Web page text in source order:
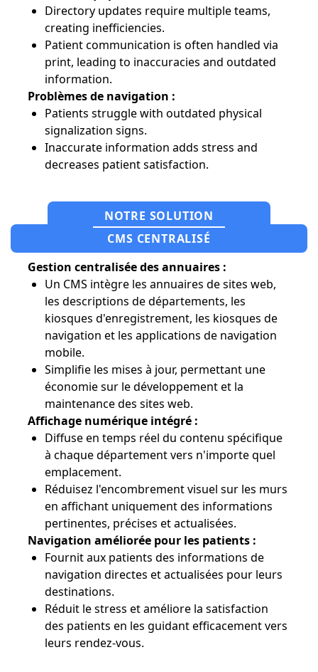
Directory updates require multiple teams,
creating inefficiencies.
Patient communication is often handled via
print, leading to inaccuracies and outdated
information.
Problèmes de navigation :
Patients struggle with outdated physical
signalization signs.
Inaccurate information adds stress and
decreases patient satisfaction.
NOTRE SOLUTION
CMS CENTRALISÉ
Gestion centralisée des annuaires :
Un CMS intègre les annuaires de sites web,
les descriptions de départements, les
kiosques d'enregistrement, les kiosques de
navigation et les applications de navigation
mobile.
Simplifie les mises à jour, permettant une
économie sur le développement et la
maintenance des sites web.
Affichage numérique intégré :
Diffuse en temps réel du contenu spécifique
à chaque département vers n'importe quel
emplacement.
Réduisez l'encombrement visuel sur les murs
en affichant uniquement des informations
pertinentes, précises et actualisées.
Navigation améliorée pour les patients :
Fournit aux patients des informations de
navigation directes et actualisées pour leurs
destinations.
Réduit le stress et améliore la satisfaction
des patients en les guidant efficacement vers
leurs rendez-vous.